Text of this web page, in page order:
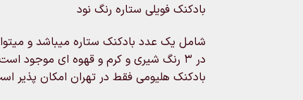
بادکنک فویلی ستاره رنگ نود
شامل یک عدد بادکنک ستاره میباشد و
در 3 رنگ شیری و کرم و قهوه ای موجود
بادکنک هلیومی فقط در تهران امکان پذیر